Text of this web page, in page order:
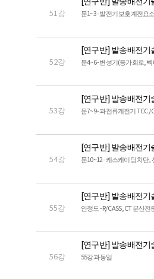
51강 문1~3 - 발전기 보호계전요
52강
[연구반] 발송배전기
문4~6 - 변성기(등가회로,
53강
[연구반] 발송배전기
문7~9 - 과전류계전기 TCC
54강
[연구반] 발송배전기
문10~12 - 캐스캐이딩 차단
55강
[연구반] 발송배전기
안정도 - R/C ASS, CT 분산
56강
[연구반] 발송배전기
55강과 동일